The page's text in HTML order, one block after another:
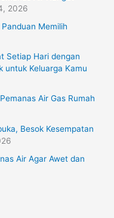
2026
Memilih
Setiap Hari dengan
untuk Keluarga Kamu
Air Gas Rumah
Besok Kesempatan
Air Agar Awet dan